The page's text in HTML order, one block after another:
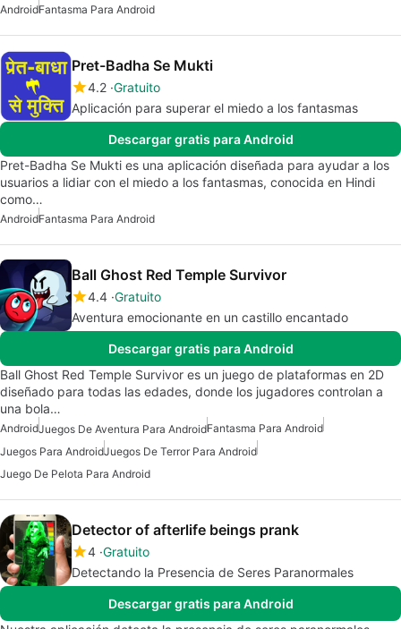
AndroidFantasma Para Android
Pret-Badha Se Mukti
4.2 Gratuito
Aplicación para superar el miedo a los fantasmas
Descargar gratis para Android
Pret-Badha Se Mukti es una aplicación diseñada para ayudar a los
usuarios a lidiar con el miedo a los fantasmas, conocida en Hindi
como…
AndroidFantasma Para Android
Ball Ghost Red Temple Survivor
4.4 Gratuito
Aventura emocionante en un castillo encantado
Descargar gratis para Android
Ball Ghost Red Temple Survivor es un juego de plataformas en 2D
diseñado para todas las edades, donde los jugadores controlan a
una bola…
AndroidJuegos De Aventura Para AndroidFantasma Para Android
Juegos Para AndroidJuegos De Terror Para Android
Juego De Pelota Para Android
Detector of afterlife beings prank
4 Gratuito
Detectando la Presencia de Seres Paranormales
Descargar gratis para Android